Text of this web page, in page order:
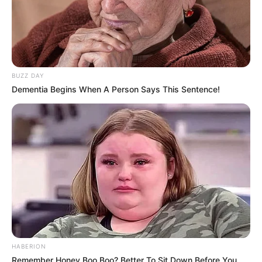
(foto: SBS )
Song Mi Na berperan sebagai seorang ibu yang bekerja di tim
management VIP.
Selain pemain utama diatas masih banyak artis terkenal yang turut
berperan dalam drama ini. Berikut adalah pemain pendukung yang
BUZZ DAY
Dementia Begins When A Person Says This Sentence!
HABERION
Remember Honey Boo Boo? Better To Sit Down Before You